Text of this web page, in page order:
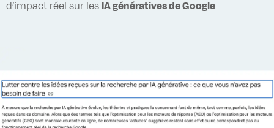
d’impact réel sur les IA génératives de Google.